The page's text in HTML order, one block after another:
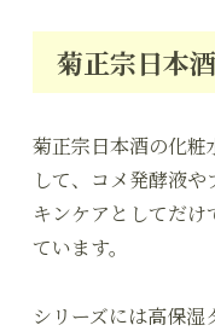
菊正宗日本
菊正宗日本酒の化粧
して、コメ発酵液
キンケアとしてだ
ています。
シリーズには高保